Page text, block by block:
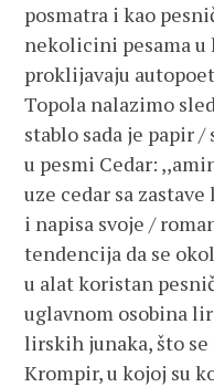
posmatra i kao
nekolicini pesama
proklijavaju
Topola nalazimo
stablo sada je papir
u pesmi Cedar:
uze cedar sa
i napisa svoje /
tendencija da se
u alat koristan
uglavnom osobina
lirskih junaka, što
Krompir, u kojoj su